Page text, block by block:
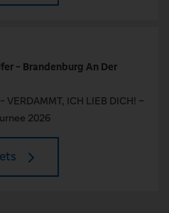
- Brandenburg An Der
VERDAMMT, ICH LIEB DICH! –
2026